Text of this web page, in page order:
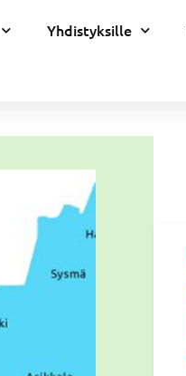
Yhdistyksille